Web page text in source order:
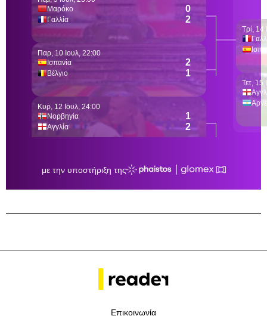
Επικοινωνία